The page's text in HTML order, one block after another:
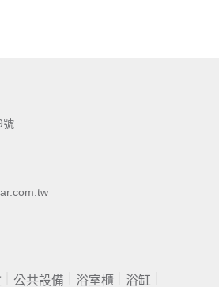
號
公共設備 浴室櫃 浴缸